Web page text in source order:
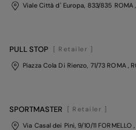
Viale Città d' Europa, 833/835 ROMA
PULL STOP
[ Retailer ]
Piazza Cola Di Rienzo, 71/73 ROMA ,
SPORTMASTER
[ Retailer ]
Via Casal dei Pini, 9/10/11 FORMELLO